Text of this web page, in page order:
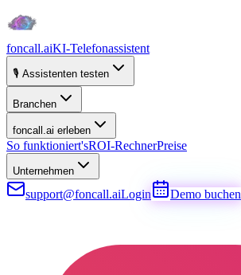
foncall.aiKI-Telefonassistent
🎙️ Assistenten testen
Branchen
foncall.ai erleben
So funktioniert'sROI-RechnerPreise
Unternehmen
support@foncall.aiLogin Demo buchen